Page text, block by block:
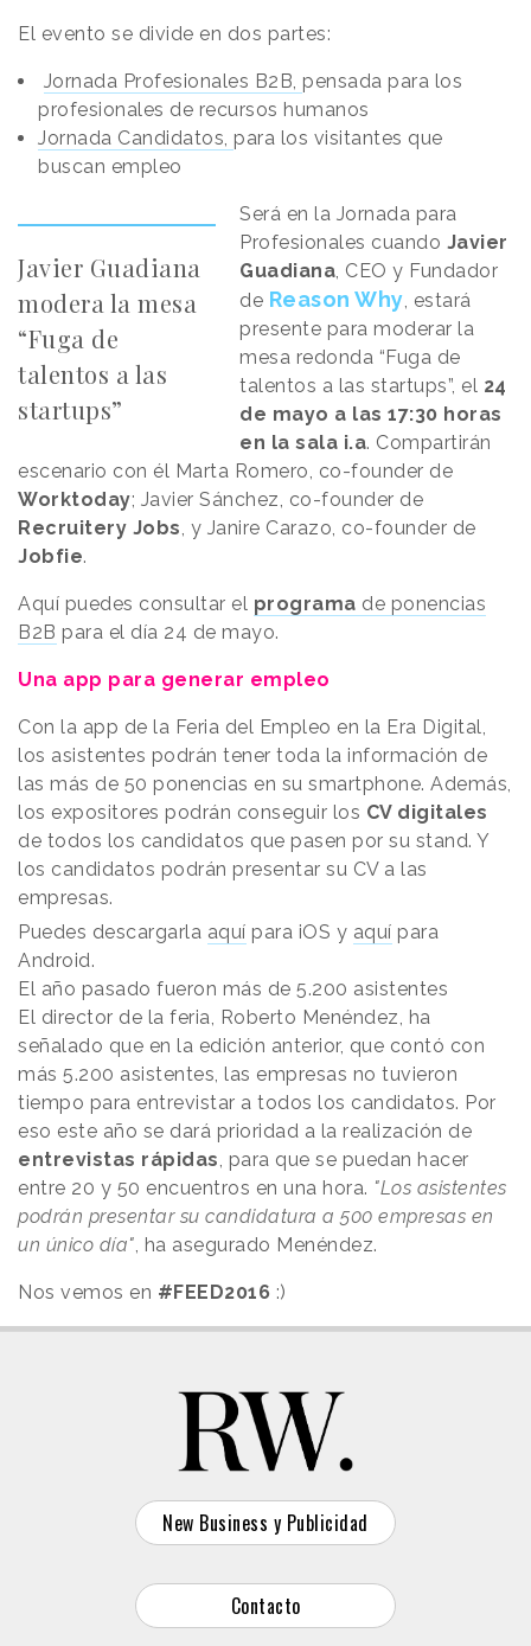
El evento se divide en dos partes:
Jornada Profesionales B2B, pensada para los
profesionales de recursos humanos
Jornada Candidatos, para los visitantes que
buscan empleo
Javier Guadiana
modera la mesa
“Fuga de
talentos a las
startups”
Será en la Jornada para
Profesionales cuando Javier
Guadiana, CEO y Fundador
de Reason Why, estará
presente para moderar la
mesa redonda “Fuga de
talentos a las startups”, el 24
de mayo a las 17:30 horas
en la sala i.a. Compartirán
escenario con él Marta Romero, co-founder de
Worktoday; Javier Sánchez, co-founder de
Recruitery Jobs, y Janire Carazo, co-founder de
Jobfie.
Aquí puedes consultar el programa de ponencias
B2B para el día 24 de mayo.
Una app para generar empleo
Con la app de la Feria del Empleo en la Era Digital,
los asistentes podrán tener toda la información de
las más de 50 ponencias en su smartphone. Además,
los expositores podrán conseguir los CV digitales
de todos los candidatos que pasen por su stand. Y
los candidatos podrán presentar su CV a las
empresas.
Puedes descargarla aquí para iOS y aquí para
Android.
Publicidad
El año pasado fueron más de 5.200 asistentes
El director de la feria, Roberto Menéndez, ha
señalado que en la edición anterior, que contó con
más 5.200 asistentes, las empresas no tuvieron
tiempo para entrevistar a todos los candidatos. Por
eso este año se dará prioridad a la realización de
entrevistas rápidas, para que se puedan hacer
entre 20 y 50 encuentros en una hora. "Los asistentes
podrán presentar su candidatura a 500 empresas en
un único día", ha asegurado Menéndez.
Nos vemos en #FEED2016 :)
New Business y Publicidad
Contacto